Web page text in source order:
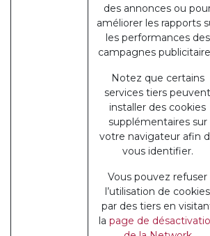
des annonces ou
améliorer les rapports
les performances des
campagnes
Notez que certains
services tiers peuvent
installer des cookies
supplémentaires sur
votre navigateur afin
vous identifier.
Vous pouvez refuser
l’utilisation de cookies
par des tiers en
la page de